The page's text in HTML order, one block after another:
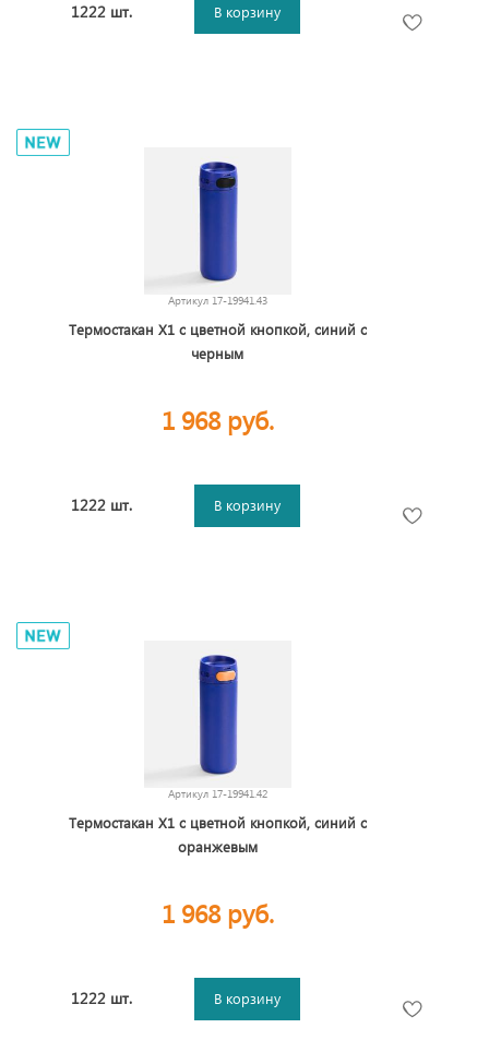
1222 шт. В корзину
Артикул 17-19941.43
Термостакан X1 с цветной кнопкой, синий с
черным
1 968 руб.
1222 шт. В корзину
Артикул 17-19941.42
Термостакан X1 с цветной кнопкой, синий с
оранжевым
1 968 руб.
1222 шт. В корзину